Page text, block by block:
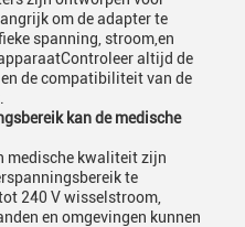
om de adapter te
spanning, stroom,en
altijd de
de compatibiliteit van de
kan de medische
medische kwaliteit zijn
te
240 V wisselstroom,
en omgevingen kunnen